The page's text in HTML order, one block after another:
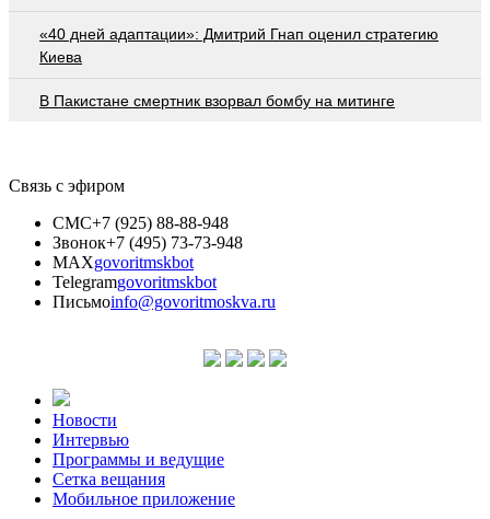
«40 дней адаптации»: Дмитрий Гнап оценил стратегию
Киева
В Пакистане смертник взорвал бомбу на митинге
Связь с эфиром
СМС+7 (925) 88-88-948
Звонок+7 (495) 73-73-948
MAXgovoritmskbot
Telegramgovoritmskbot
Письмоinfo@govoritmoskva.ru
Новости
Интервью
Программы и ведущие
Сетка вещания
Мобильное приложение